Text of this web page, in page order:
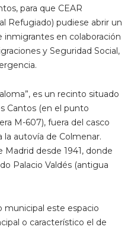
para que CEAR
Refugiado) pudiese abrir un
en colaboración
y Seguridad Social,
es un recinto situado
Cantos (en el punto
M-607), fuera del casco
la autovía de Colmenar.
desde 1941, donde
Palacio Valdés (antigua
municipal este espacio
o característico el de